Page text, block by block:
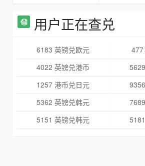
用户正在查兑
6183 英镑兑欧元
4022 英镑兑港币
1257 港币兑日元
5362 英镑兑韩元
5151 英镑兑韩元